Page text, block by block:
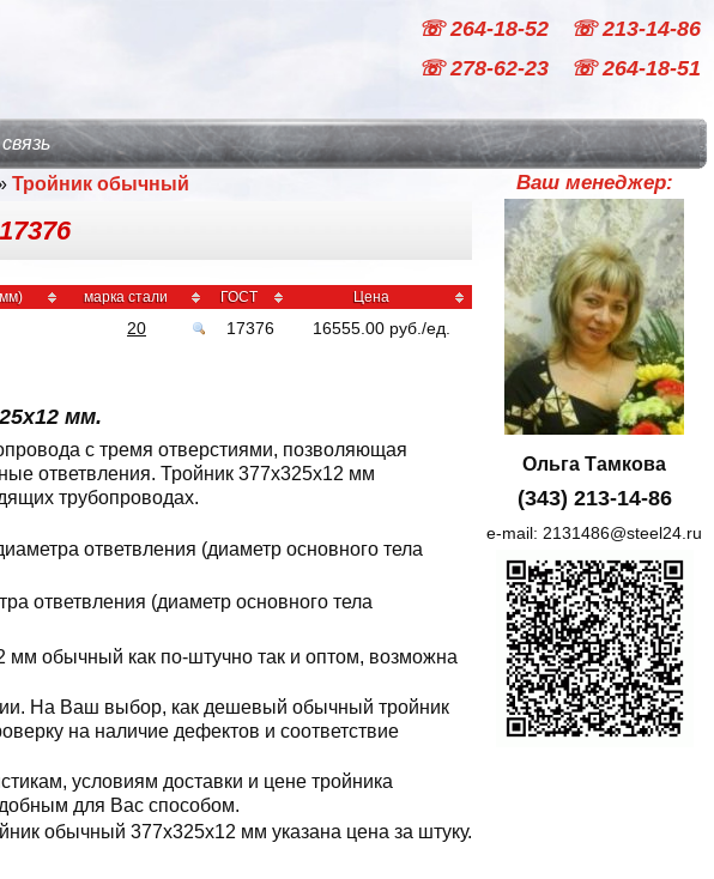
☏ 264-18-52
☏ 213-14-86
☏ 278-62-23
☏ 264-18-51
Тройник обычный
марка стали ГОСТ Цена
20 17376 16555.00 руб ./ед.
мм.
с тремя отверстиями, позволяющая
ответвления. Тройник 377x325x12 мм
трубопроводах.
ответвления (диаметр основного тела
ответвления (диаметр основного тела
мм обычный как по-штучно так и оптом, возможна
На Ваш выбор, как дешевый обычный тройник
на наличие дефектов и соответствие
условиям доставки и цене тройника
для Вас способом.
обычный 377x325x12 мм указана цена за штуку.
Ваш менеджер:
Ольга Тамкова
(343) 213-14-86
e-mail: 2131486@steel24.ru